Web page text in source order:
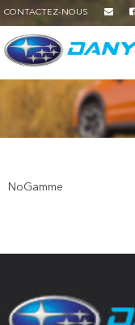
CONTACTEZ-NOUS
NoGamme